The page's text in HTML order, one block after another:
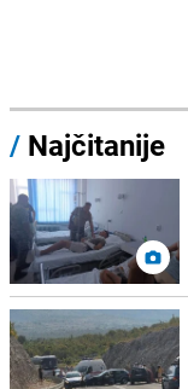
/ Najčitanije